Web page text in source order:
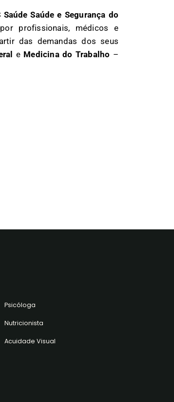
Saúde Saúde e Segurança do
profissionais, médicos e
das demandas dos seus
e Medicina do Trabalho –
Psicóloga
Nutricionista
Acuidade Visual